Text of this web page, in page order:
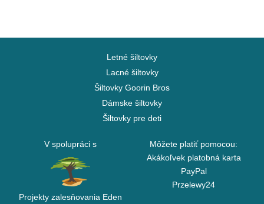
Letné šiltovky
Lacné šiltovky
Šiltovky Goorin Bros
Dámske šiltovky
Šiltovky pre deti
V spolupráci s
Projekty zalesňovania Eden
Môžete platiť pomocou:
Akákoľvek platobná karta
PayPal
Przelewy24